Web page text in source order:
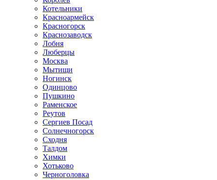
Котельники
Красноармейск
Красногорск
Краснозаводск
Лобня
Люберцы
Москва
Мытищи
Ногинск
Одинцово
Пушкино
Раменское
Реутов
Сергиев Посад
Солнечногорск
Сходня
Талдом
Химки
Хотьково
Черноголовка